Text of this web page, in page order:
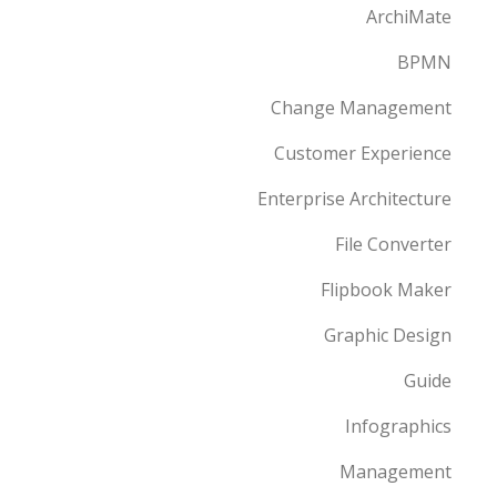
ArchiMate
BPMN
Change Management
Customer Experience
Enterprise Architecture
File Converter
Flipbook Maker
Graphic Design
Guide
Infographics
Management